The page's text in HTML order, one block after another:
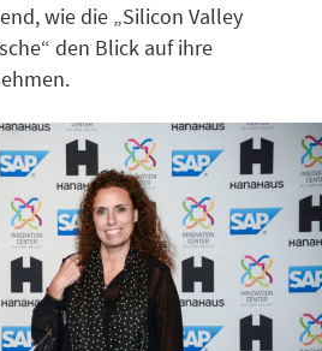
wie die „Silicon Valley
den Blick auf ihre